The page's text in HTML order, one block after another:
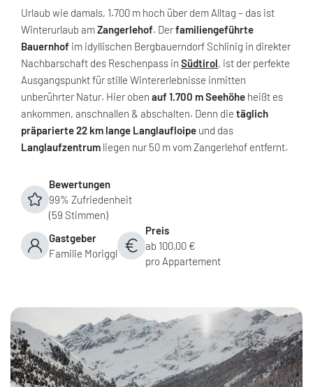
Urlaub wie damals, 1.700 m hoch über dem Alltag – das ist
Winterurlaub amZangerlehof. Derfamiliengeführte
Bauernhof im idyllischen Bergbauerndorf Schlinig in direkter
Nachbarschaft des Reschenpass in Südtirol, ist der perfekte
Ausgangspunkt für stille Wintererlebnisse inmitten
unberührter Natur. Hier oben auf 1.700 m Seehöhe heißt es
ankommen, anschnallen & abschalten. Denn die täglich
präparierte 22 km lange Langlaufloipe und das
Langlaufzentrum liegen nur 50 m vom Zangerlehof entfernt.
Bewertungen
99% Zufriedenheit
(59 Stimmen)
Gastgeber
Familie Moriggl
Preis
ab 100,00 €
pro Appartement